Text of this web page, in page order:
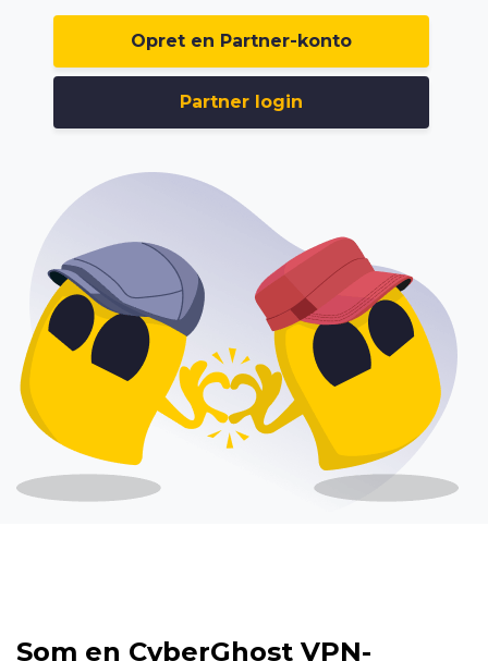
Opret en Partner-konto
Partner login
Som en CyberGhost VPN-